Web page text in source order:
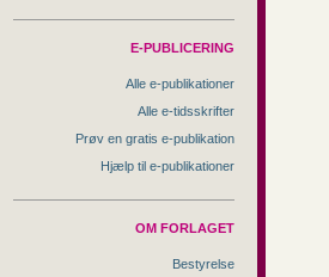
E-PUBLICERING
Alle e-publikationer
Alle e-tidsskrifter
Prøv en gratis e-publikation
Hjælp til e-publikationer
OM FORLAGET
Bestyrelse